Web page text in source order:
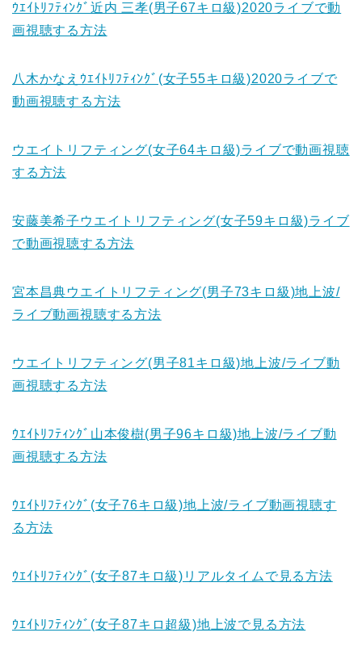
ｳｴｲﾄﾘﾌﾃｨﾝｸﾞ近内 三孝(男子67キロ級)2020ライブで動
画視聴する方法
八木かなえｳｴｲﾄﾘﾌﾃｨﾝｸﾞ(女子55キロ級)2020ライブで
動画視聴する方法
ウエイトリフティング(女子64キロ級)ライブで動画視聴
する方法
安藤美希子ウエイトリフティング(女子59キロ級)ライブ
で動画視聴する方法
宮本昌典ウエイトリフティング(男子73キロ級)地上波/
ライブ動画視聴する方法
ウエイトリフティング(男子81キロ級)地上波/ライブ動
画視聴する方法
ｳｴｲﾄﾘﾌﾃｨﾝｸﾞ山本俊樹(男子96キロ級)地上波/ライブ動
画視聴する方法
ｳｴｲﾄﾘﾌﾃｨﾝｸﾞ(女子76キロ級)地上波/ライブ動画視聴す
る方法
ｳｴｲﾄﾘﾌﾃｨﾝｸﾞ(女子87キロ級)リアルタイムで見る方法
ｳｴｲﾄﾘﾌﾃｨﾝｸﾞ(女子87キロ超級)地上波で見る方法